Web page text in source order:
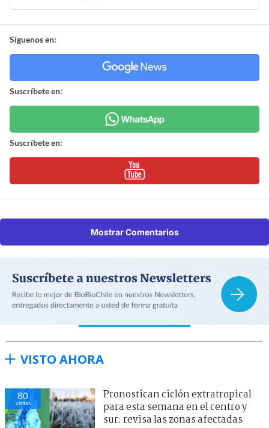
Síguenos en:
Suscríbete en:
Suscríbete en:
Mostrar Comentarios
VISTO AHORA
80
visitas
Pronostican ciclón extratropical
para esta semana en el centro y
sur: revisa las zonas afectadas